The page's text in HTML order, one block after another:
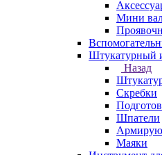
Мини
Штукатурный
Назад
Скребки
Шпатели
Маяки